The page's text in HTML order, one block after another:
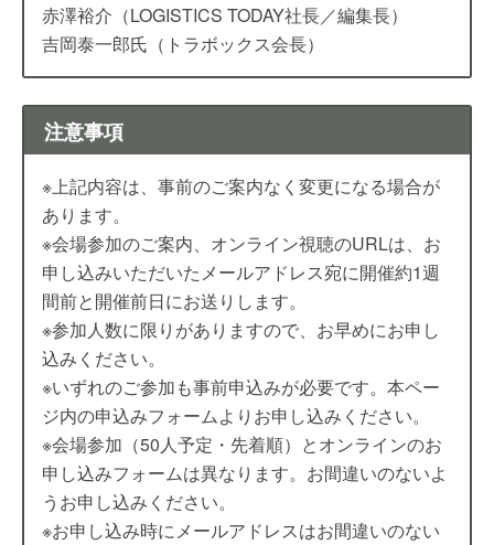
赤澤裕介（LOGISTICS TODAY社長／編集長）
吉岡泰一郎氏（トラボックス会長）
注意事項
※上記内容は、事前のご案内なく変更になる場合が
あります。
※会場参加のご案内、オンライン視聴のURLは、お
申し込みいただいたメールアドレス宛に開催約1週
間前と開催前日にお送りします。
※参加人数に限りがありますので、お早めにお申し
込みください。
※いずれのご参加も事前申込みが必要です。本ペー
ジ内の申込みフォームよりお申し込みください。
※会場参加（50人予定・先着順）とオンラインのお
申し込みフォームは異なります。お間違いのないよ
うお申し込みください。
※お申し込み時にメールアドレスはお間違いのない